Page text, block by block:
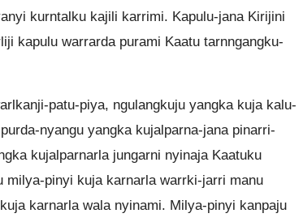
kurntalku kajili karrimi. Kapulu-jana Kirijini
kapulu warrarda purami Kaatu tarnngangku-
patu-piya, ngulangkuju yangka kuja kalu-
nyangu yangka kujalparna-jana pinarri-
kujalparnarla jungarni nyinaja Kaatuku
milya-pinyi kuja karnarla warrki-jarri manu
karnarla wala nyinami. Milya-pinyi kanpaju